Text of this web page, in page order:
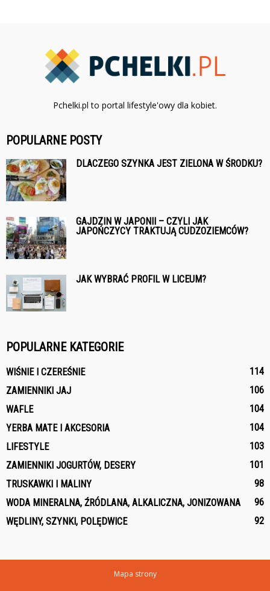
Pchelki.pl to portal lifestyle'owy dla kobiet.
POPULARNE POSTY
DLACZEGO SZYNKA JEST ZIELONA W ŚRODKU?
GAJDZIN W JAPONII – CZYLI JAK
JAPOŃCZYCY TRAKTUJĄ CUDZOZIEMCÓW?
JAK WYBRAĆ PROFIL W LICEUM?
POPULARNE KATEGORIE
WIŚNIE I CZEREŚNIE
114
ZAMIENNIKI JAJ
106
WAFLE
104
YERBA MATE I AKCESORIA
104
LIFESTYLE
103
ZAMIENNIKI JOGURTÓW, DESERY
101
TRUSKAWKI I MALINY
98
WODA MINERALNA, ŹRÓDLANA, ALKALICZNA, JONIZOWANA
96
WĘDLINY, SZYNKI, POLĘDWICE
92
Mapa strony